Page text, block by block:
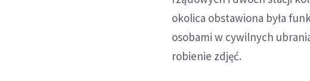
okolica obstawiona była
osobami w cywilnych
robienie zdjęć.